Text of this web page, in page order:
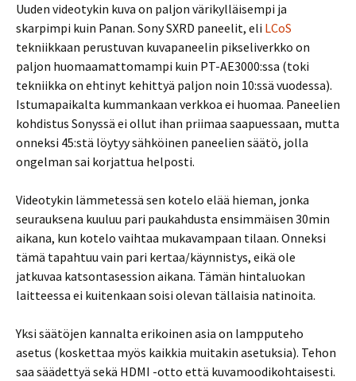
Uuden videotykin kuva on paljon värikylläisempi ja
skarpimpi kuin Panan. Sony SXRD paneelit, eli LCoS
tekniikkaan perustuvan kuvapaneelin pikseliverkko on
paljon huomaamattomampi kuin PT-AE3000:ssa (toki
tekniikka on ehtinyt kehittyä paljon noin 10:ssä vuodessa).
Istumapaikalta kummankaan verkkoa ei huomaa. Paneelien
kohdistus Sonyssä ei ollut ihan priimaa saapuessaan, mutta
onneksi 45:stä löytyy sähköinen paneelien säätö, jolla
ongelman sai korjattua helposti.
Videotykin lämmetessä sen kotelo elää hieman, jonka
seurauksena kuuluu pari paukahdusta ensimmäisen 30min
aikana, kun kotelo vaihtaa mukavampaan tilaan. Onneksi
tämä tapahtuu vain pari kertaa/käynnistys, eikä ole
jatkuvaa katsontasession aikana. Tämän hintaluokan
laitteessa ei kuitenkaan soisi olevan tällaisia natinoita.
Yksi säätöjen kannalta erikoinen asia on lampputeho
asetus (koskettaa myös kaikkia muitakin asetuksia). Tehon
saa säädettyä sekä HDMI -otto että kuvamoodikohtaisesti.